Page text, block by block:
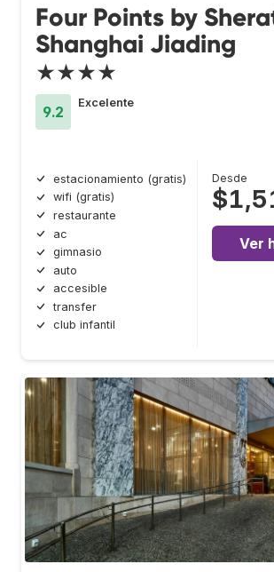
Four Points by
Shanghai Jiading
★★★★
9.2
Excelente
estacionamiento (gratis)
wifi (gratis)
restaurante
ac
gimnasio
auto
accesible
transfer
club infantil
Desde
Ver